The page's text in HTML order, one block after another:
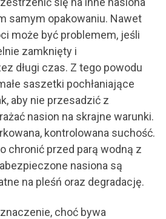
samym opakowaniu. Nawet
może być problemem, jeśli
zamknięty i
długi czas. Z tego powodu
saszetki pochłaniające
aby nie przesadzić z
nasion na skrajne warunki.
kontrolowana suchość.
chronić przed parą wodną z
nasiona są
na pleśń oraz degradację.
choć bywa